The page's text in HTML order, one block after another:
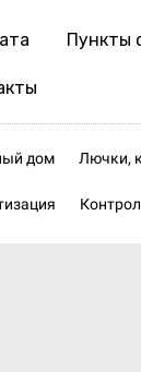
Пункты
дом Лючки,